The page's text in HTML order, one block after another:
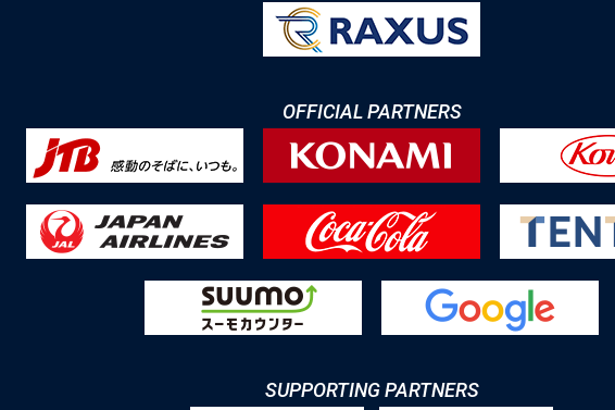
OFFICIAL PARTNERS
SUPPORTING PARTNERS